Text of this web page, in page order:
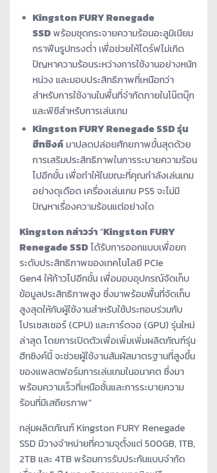
Kingston FURY Renegade
SSDพร้อมชุดกระจายความร้อนอะลูมิเนียม
กราฟีนรูปทรงต่ำ เพื่อช่วยให้ไดร์ฟไม่เกิด
ปัญหาความร้อนระหว่างการใช้งานอย่างหนัก
หน่วง และมอบประสิทธิภาพที่เหนือกว่า
สำหรับการใช้งานในพื้นที่จำกัดภายในโน๊ตบุ๊ก
และพีซีสำหรับการเล่นเกม
Kingston FURY Renegade SSD รุ่น
ฮีทซิงค์มาปลดปล่อยศักยภาพขั้นสุดด้วย
การเสริมประสิทธิภาพในการระบายความร้อน
ไปอีกขั้น เพื่อทำให้ในขณะที่คุณกำลังเล่นเกม
อย่างดุเดือด เครื่องเล่นเกม PS5 จะไม่มี
ปัญหาเรื่องความร้อนแต่อย่างใด
Kingston กล่าวว่า “Kingston FURY
Renegade SSDได้รับการออกแบบเพื่อยก
ระดับประสิทธิภาพของเทคโนโลยี PCIe
Gen4 ให้ก้าวไปอีกขั้น เพื่อมอบอุปกรณ์จัดเก็บ
ข้อมูลประสิทธิภาพสูง ซึ่งมาพร้อมพื้นที่จัดเก็บ
สูงสุดให้กับผู้ใช้งานสำหรับใช้ประกอบร่วมกับ
โปรเซสเซอร์ (CPU) และการ์ดจอ (GPU) รุ่นใหม่
ล่าสุด โดยการเปิดตัวเพื่อเพิ่มเพิ่มผลิตภัณฑ์รุ่น
ฮีทซิงค์นี้ จะช่วยผู้ใช้งานสัมผัสมาตรฐานที่สูงขึ้น
ของแพลตฟอร์มการเล่นเกมในอนาคต ซึ่งมา
พร้อมความเร็วที่เหนือชั้นและการระบายความ
ร้อนที่มีเสถียรภาพ”
กลุ่มผลิตภัณฑ์ Kingston FURY Renegade
SSD มีวางจำหน่ายที่ความจุตั้งแต่ 500GB, 1TB,
2TB และ 4TB พร้อมการรับประกันแบบจำกัด